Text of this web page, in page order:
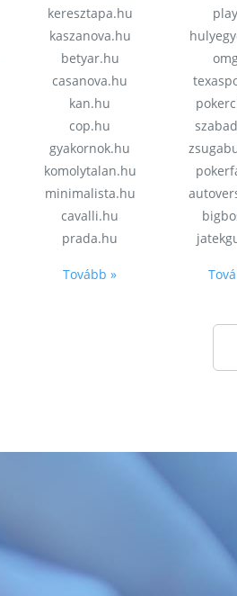
keresztapa.hu
kaszanova.hu
betyar.hu
casanova.hu
kan.hu
cop.hu
gyakornok.hu
komolytalan.hu
minimalista.hu
cavalli.hu
prada.hu
Tovább »